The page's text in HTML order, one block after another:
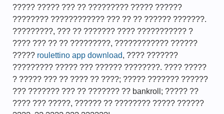
????? ????? ??? ?? ????????? ????? ??????
???????? ???????????? ??? ?? ?? ?????? ???????.
?????????, ??? ?? ??????? ???? ??????????? ?
???? ??? ?? ?? ?????????, ???????????? ??????
????? roulettino app download, ???? ???????
????????? ????? ??? ?????? ????????. ???? ?????
? ????? ??? ?? ???? ?? ????; ????? ??????? ??????
??? ??????? ??? ?? ??????? ?? bankroll; ????? ??
???? ??? ?????, ?????? ?? ???????? ????? ??????